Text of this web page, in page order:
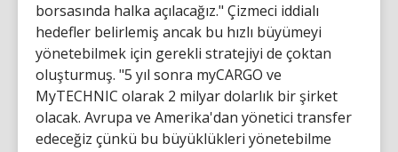
borsasında halka açılacağız." Çizmeci iddialı
hedefler belirlemiş ancak bu hızlı büyümeyi
yönetebilmek için gerekli stratejiyi de çoktan
oluşturmuş. "5 yıl sonra myCARGO ve
MyTECHNIC olarak 2 milyar dolarlık bir şirket
olacak. Avrupa ve Amerika'dan yönetici transfer
edeceğiz çünkü bu büyüklükleri yönetebilme